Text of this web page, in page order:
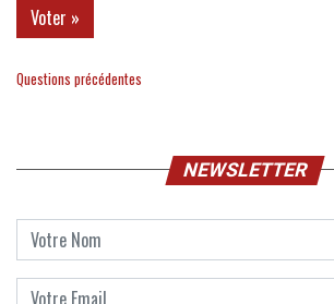
Questions précédentes
NEWSLETTER